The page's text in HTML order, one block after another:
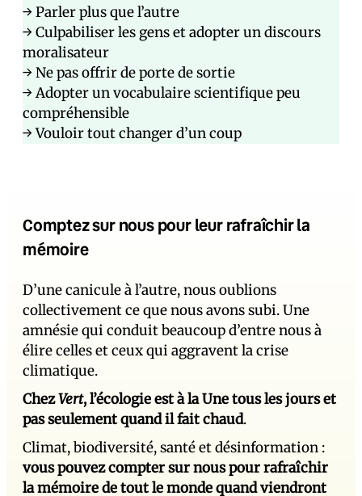
→ Parler plus que l’autre
→ Culpabiliser les gens et adopter un discours
moralisateur
→ Ne pas offrir de porte de sortie
→ Adopter un vocabulaire scientifique peu
compréhensible
→ Vouloir tout changer d’un coup
Comptez sur nous pour leur rafraîchir la
mémoire
D’une canicule à l’autre, nous oublions
collectivement ce que nous avons subi. Une
amnésie qui conduit beaucoup d’entre nous à
élire celles et ceux qui aggravent la crise
climatique.
ChezVert, l’écologie est à la Une tous les jours et
pas seulement quand il fait chaud.
Climat, biodiversité, santé et désinformation :
vous pouvez compter sur nous pour rafraîchir
la mémoire de tout le monde quand viendront